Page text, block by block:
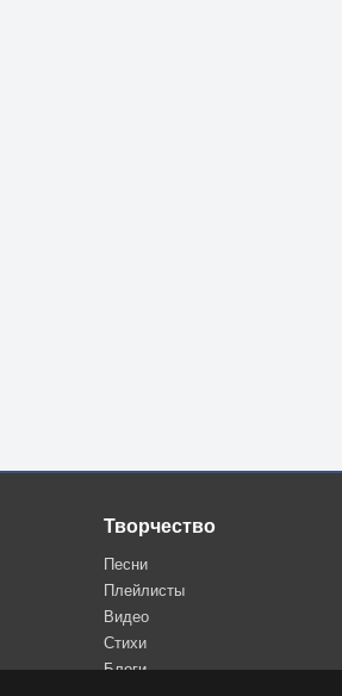
Творчество
Песни
Плейлисты
Видео
Стихи
Блоги